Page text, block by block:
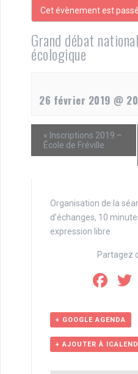
Cet évènement est passé
Grand débat
écologique
26 février 2019 @
« Inscriptions 2019 –
École de Fréville
Organisation de la
d’échanges, 10
expression libre
Partagez
F
ce
b
o
+ GOOGLE AGENDA
+ AJOUTER À